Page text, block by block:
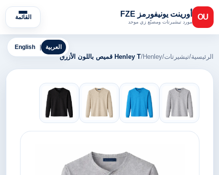
OU أورينت يونيفورمز FZE
مورد تيشيرتات ومصنّع زي موحد
القائمة
English العربية
الرئيسية/تيشيرتات/
Henley
/Henley T قميص باللون الأزرق